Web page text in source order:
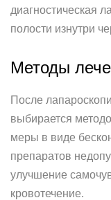
диагностическая
полости изнутри
Методы
После
выбирается
меры в виде
препаратов
улучшение
кровотечение.